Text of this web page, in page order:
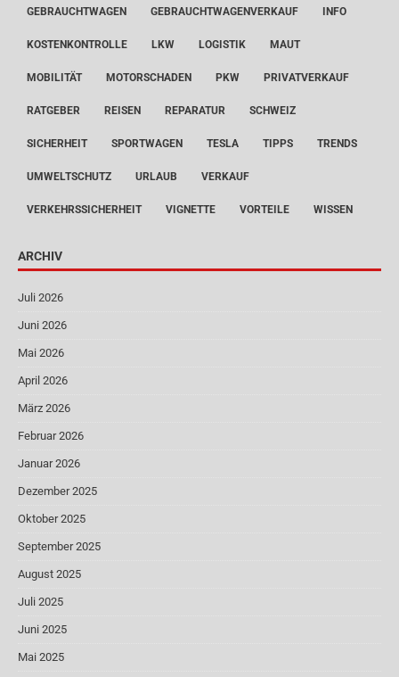
GEBRAUCHTWAGEN GEBRAUCHTWAGENVERKAUF INFO
KOSTENKONTROLLE LKW LOGISTIK MAUT
MOBILITÄT MOTORSCHADEN PKW PRIVATVERKAUF
RATGEBER REISEN REPARATUR SCHWEIZ
SICHERHEIT SPORTWAGEN TESLA TIPPS TRENDS
UMWELTSCHUTZ URLAUB VERKAUF
VERKEHRSSICHERHEIT VIGNETTE VORTEILE WISSEN
ARCHIV
Juli 2026
Juni 2026
Mai 2026
April 2026
März 2026
Februar 2026
Januar 2026
Dezember 2025
Oktober 2025
September 2025
August 2025
Juli 2025
Juni 2025
Mai 2025